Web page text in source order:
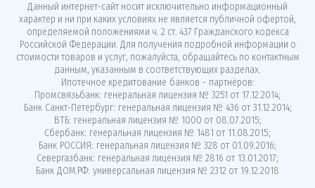
Данный интернет-сайт носит исключительно информационный
характер и ни при каких условиях не является публичной офертой,
определяемой положениями ч. 2 ст. 437 Гражданского кодекса
Российской Федерации. Для получения подробной информации о
стоимости товаров и услуг, пожалуйста, обращайтесь по контактным
данным, указанным в соответствующих разделах.
Ипотечное кредитование банков - партнёров:
Промсвязьбанк: генеральная лицензия № 3251 от 17.12.2014;
Банк Санкт-Петербург: генеральная лицензия № 436 от 31.12.2014;
ВТБ: генеральная лицензия № 1000 от 08.07.2015;
Сбербанк: генеральная лицензия № 1481 от 11.08.2015;
Банк РОССИЯ: генеральная лицензия № 328 от 01.09.2016;
Севергазбанк: генеральная лицензия № 2816 от 13.01.2017;
Банк ДОМ.РФ: универсальная лицензия № 2312 от 19.12.2018